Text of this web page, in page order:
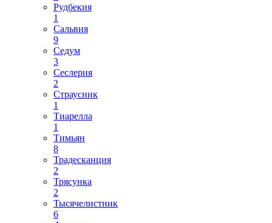
Рудбекия
1
Сальвия
9
Седум
3
Сеслерия
2
Страусник
1
Тиарелла
1
Тимьян
8
Традесканция
2
Трясунка
2
Тысячелистник
6